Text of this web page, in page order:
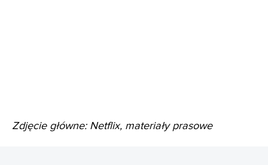
Zdjęcie główne: Netflix, materiały prasowe